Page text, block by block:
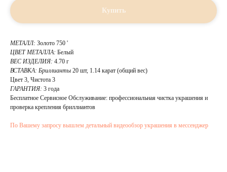
Купить
МЕТАЛЛ: Золото 750 '
ЦВЕТ МЕТАЛЛА: Белый
ВЕС ИЗДЕЛИЯ: 4.70 г
ВСТАВКА: Бриллианты 20 шт, 1.14 карат (общий вес)
Цвет 3, Чистота 3
ГАРАНТИЯ: 3 года
Бесплатное Сервисное Обслуживание: профессиональная чистка украшения и
проверка крепления бриллиантов
По Вашему запросу вышлем детальный видеообзор украшения в мессенджер